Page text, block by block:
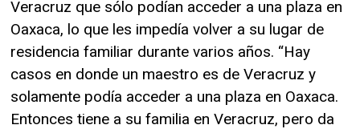
Veracruz que sólo podían acceder a una plaza en
Oaxaca, lo que les impedía volver a su lugar de
residencia familiar durante varios años. “Hay
casos en donde un maestro es de Veracruz y
solamente podía acceder a una plaza en Oaxaca.
Entonces tiene a su familia en Veracruz, pero da